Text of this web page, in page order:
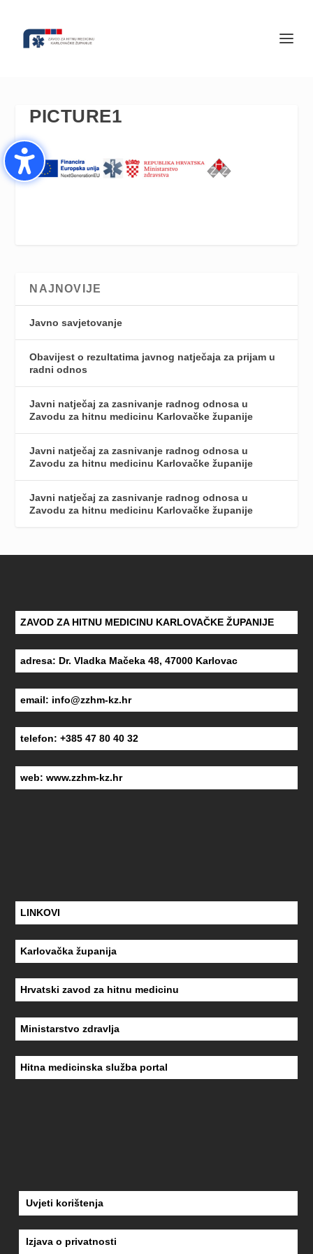
PICTURE1
NAJNOVIJE
Javno savjetovanje
Obavijest o rezultatima javnog natječaja za prijam u
radni odnos
Javni natječaj za zasnivanje radnog odnosa u
Zavodu za hitnu medicinu Karlovačke županije
Javni natječaj za zasnivanje radnog odnosa u
Zavodu za hitnu medicinu Karlovačke županije
Javni natječaj za zasnivanje radnog odnosa u
Zavodu za hitnu medicinu Karlovačke županije
ZAVOD ZA HITNU MEDICINU KARLOVAČKE ŽUPANIJE
adresa: Dr. Vladka Mačeka 48, 47000 Karlovac
email: info@zzhm-kz.hr
telefon: +385 47 80 40 32
web:www.zzhm-kz.hr
LINKOVI
Karlovačka županija
Hrvatski zavod za hitnu medicinu
Ministarstvo zdravlja
Hitna medicinska služba portal
Uvjeti korištenja
Izjava o privatnosti